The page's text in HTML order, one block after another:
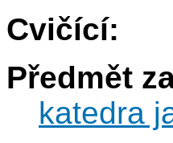
Cvičící:
Předmět
katedra